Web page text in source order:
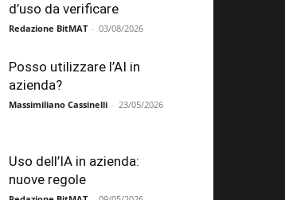
d’uso da verificare
Redazione BitMAT - 03/08/2026
Posso utilizzare l’AI in
azienda?
Massimiliano Cassinelli - 23/05/2026
Uso dell’IA in azienda:
nuove regole